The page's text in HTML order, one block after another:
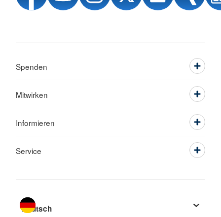
Spenden
Mitwirken
Informieren
Service
Sprache wechseln zu